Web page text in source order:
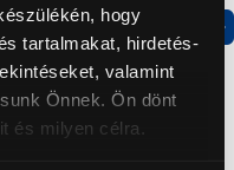
hogy
tartalmakat, hirdetés-
valamint
Önnek. Ön dönt
és milyen célra.
RK4182PW4